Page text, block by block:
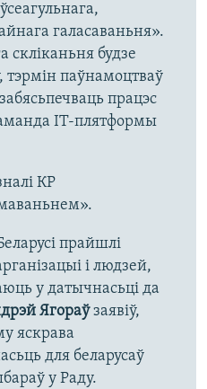
галасаваньня».
скліканьня будзе
тэрмін паўнамоцтваў
працэс
ІТ-плятформы
КР
прайшлі
і людзей,
у датычнасьці да
Ягораўзаявіў,
яскрава
для беларусаў
у Раду.